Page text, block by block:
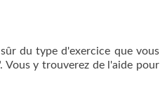
du type d'exercice que vous
Vous y trouverez de l'aide pour